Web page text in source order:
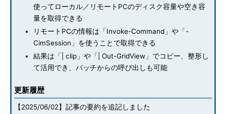
使ってローカル／リモートPCのディスク容量や空き容
量を取得できる
リモートPCの情報は「Invoke-Command」や「-
CimSession」を使うことで取得できる
結果は「| clip」や「| Out-GridView」でコピー、整形し
て活用でき、バッチからの呼び出しも可能
更新履歴
【2025/06/02】記事の要約を追記しました